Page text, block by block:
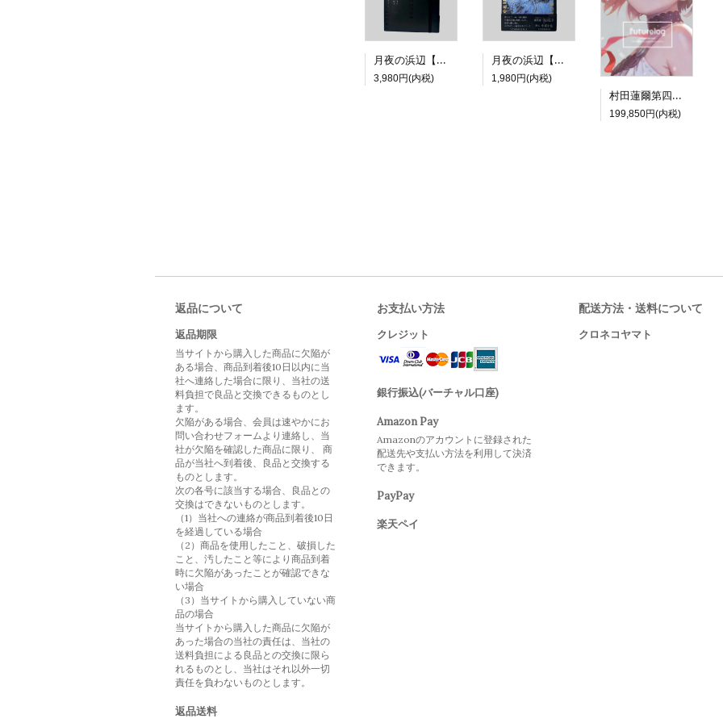
月夜の浜辺【特装版】
3,980円(内税)
月夜の浜辺【通常版】
1,980円(内税)
村田蓮爾第四画集限定版『futurelog limited edition』
199,850円(内税)
返品について
返品期限
当サイトから購入した商品に欠陥が
ある場合、商品到着後10日以内に当
社へ連絡した場合に限り、当社の送
料負担で良品と交換できるものとし
ます。
欠陥がある場合、会員は速やかにお
問い合わせフォームより連絡し、当
社が欠陥を確認した商品に限り、 商
品が当社へ到着後、良品と交換する
ものとします。
次の各号に該当する場合、良品との
交換はできないものとします。
（1）当社への連絡が商品到着後10日
を経過している場合
（2）商品を使用したこと、破損した
こと、汚したこと等により商品到着
時に欠陥があったことが確認できな
い場合
（3）当サイトから購入していない商
品の場合
当サイトから購入した商品に欠陥が
あった場合の当社の責任は、当社の
送料負担による良品との交換に限ら
れるものとし、当社はそれ以外一切
責任を負わないものとします。
返品送料
お支払い方法
クレジット
銀行振込(バーチャル口座)
Amazon Pay
Amazonのアカウントに登録された
配送先や支払い方法を利用して決済
できます。
PayPay
楽天ペイ
配送方法・送料について
クロネコヤマト